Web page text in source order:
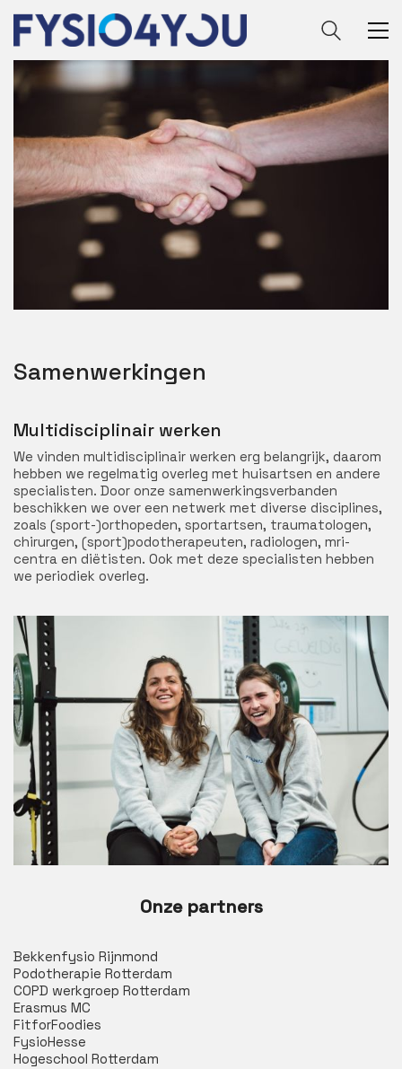
Samenwerkingen
Multidisciplinair werken
We vinden multidisciplinair werken erg belangrijk, daarom
hebben we regelmatig overleg met huisartsen en andere
specialisten. Door onze samenwerkingsverbanden
beschikken we over een netwerk met diverse disciplines,
zoals (sport-)orthopeden, sportartsen, traumatologen,
chirurgen, (sport)podotherapeuten, radiologen, mri-
centra en diëtisten. Ook met deze specialisten hebben
we periodiek overleg.
Onze partners
Bekkenfysio Rijnmond
Podotherapie Rotterdam
COPD werkgroep Rotterdam
Erasmus MC
FitforFoodies
FysioHesse
Hogeschool Rotterdam